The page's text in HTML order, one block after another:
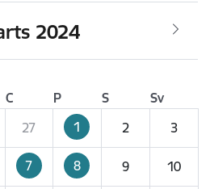
2024
C P S
Sv
27 1 2 3
7 8 9 10